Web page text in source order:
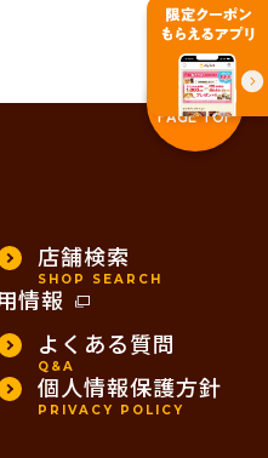
PAGE TOP
店舗検索
SHOP SEARCH
情報
よくある質問
Q&A
個人情報保護方針
PRIVACY POLICY